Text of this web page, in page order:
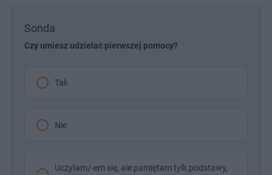
Sonda
Czy umiesz udzielać pierwszej pomocy?
Tak
Nie
Uczyłam/-em się, ale pamiętam tylk podstawy,